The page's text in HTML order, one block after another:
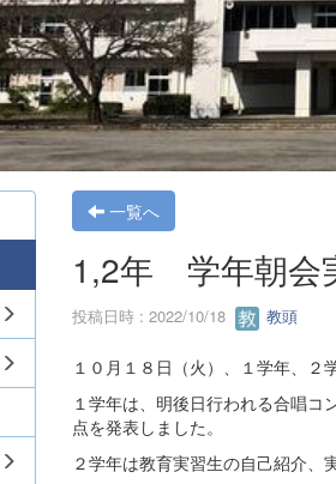
一覧へ
1,2年 学年朝会
投稿日時 : 2022/10/18 教頭
１０月１８日（火）、１学年、２
１学年は、明後日行われる合唱
点を発表しました。
２学年は教育実習生の自己紹介、